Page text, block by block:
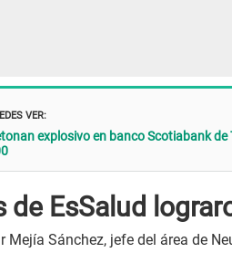
VER:
explosivo en banco Scotiabank
de EsSalud
Mejía Sánchez, jefe del área de